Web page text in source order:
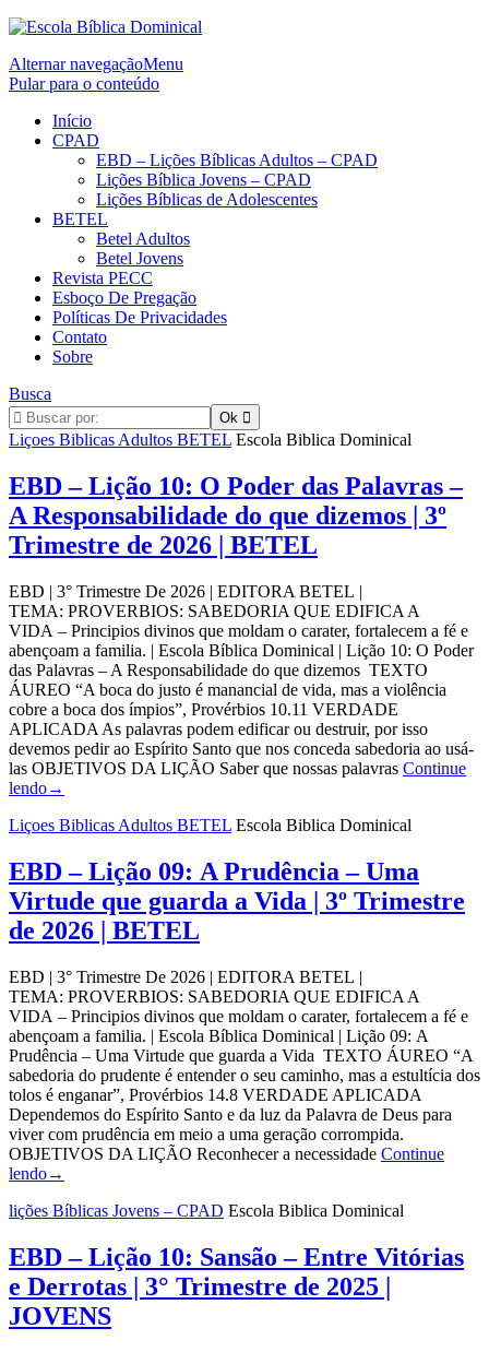
Alternar navegaçãoMenu
Pular para o conteúdo
Início
CPAD
EBD – Lições Bíblicas Adultos – CPAD
Lições Bíblica Jovens – CPAD
Lições Bíblicas de Adolescentes
BETEL
Betel Adultos
Betel Jovens
Revista PECC
Esboço De Pregação
Políticas De Privacidades
Contato
Sobre
Busca
Liçoes Biblicas Adultos BETEL Escola Biblica Dominical
EBD – Lição 10: O Poder das Palavras –
A Responsabilidade do que dizemos | 3º
Trimestre de 2026 | BETEL
EBD | 3° Trimestre De 2026 | EDITORA BETEL |
TEMA: PROVERBIOS: SABEDORIA QUE EDIFICA A
VIDA – Principios divinos que moldam o carater, fortalecem a fé e
abençoam a familia. | Escola Bíblica Dominical | Lição 10: O Poder
das Palavras – A Responsabilidade do que dizemos TEXTO
ÁUREO “A boca do justo é manancial de vida, mas a violência
cobre a boca dos ímpios”, Provérbios 10.11 VERDADE
APLICADA As palavras podem edificar ou destruir, por isso
devemos pedir ao Espírito Santo que nos conceda sabedoria ao usá-
las OBJETIVOS DA LIÇÃO Saber que nossas palavras Continue
lendo→
Liçoes Biblicas Adultos BETEL Escola Biblica Dominical
EBD – Lição 09: A Prudência – Uma
Virtude que guarda a Vida | 3º Trimestre
de 2026 | BETEL
EBD | 3° Trimestre De 2026 | EDITORA BETEL |
TEMA: PROVERBIOS: SABEDORIA QUE EDIFICA A
VIDA – Principios divinos que moldam o carater, fortalecem a fé e
abençoam a familia. | Escola Bíblica Dominical | Lição 09: A
Prudência – Uma Virtude que guarda a Vida TEXTO ÁUREO “A
sabedoria do prudente é entender o seu caminho, mas a estultícia dos
tolos é enganar”, Provérbios 14.8 VERDADE APLICADA
Dependemos do Espírito Santo e da luz da Palavra de Deus para
viver com prudência em meio a uma geração corrompida.
OBJETIVOS DA LIÇÃO Reconhecer a necessidade Continue
lendo→
lições Bíblicas Jovens – CPAD Escola Biblica Dominical
EBD – Lição 10: Sansão – Entre Vitórias
e Derrotas | 3° Trimestre de 2025 |
JOVENS